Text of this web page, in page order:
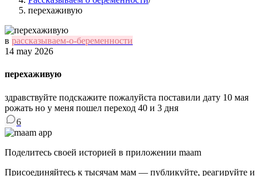
перехаживую
в рассказываем-о-беременности
14 may 2026
перехаживую
здравствуйте подскажите пожалуйста поставили дату 10 мая
рожать но у меня пошел переход 40 и 3 дня
6
Поделитесь своей историей в приложении maam
Присоединяйтесь к тысячам мам — публикуйте, реагируйте и